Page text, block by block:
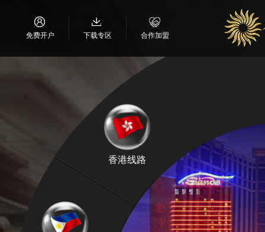
免费开户 下载专区 合作加盟
香港线路